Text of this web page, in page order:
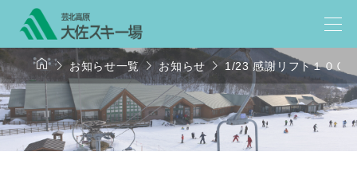
 お知らせ一覧お知らせ1/23 感謝リフト１００